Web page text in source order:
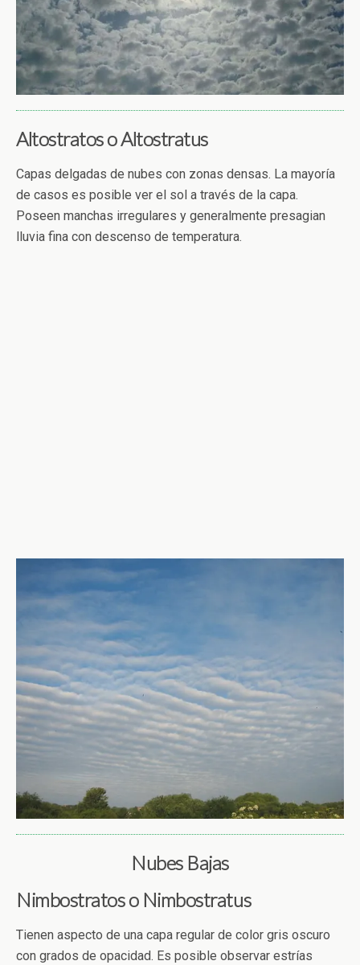
Altostratos o Altostratus
Capas delgadas de nubes con zonas densas. La mayoría
de casos es posible ver el sol a través de la capa.
Poseen manchas irregulares y generalmente presagian
lluvia fina con descenso de temperatura.
Nubes Bajas
Nimbostratos o Nimbostratus
Tienen aspecto de una capa regular de color gris oscuro
con grados de opacidad. Es posible observar estrías